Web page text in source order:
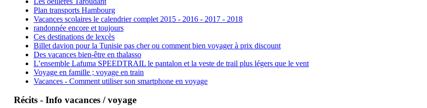
Plan transports Hambourg
Vacances scolaires le calendrier complet 2015 - 2016 - 2017 - 2018
randonnée encore et toujours
Ces destinations de lexcès
Billet davion pour la Tunisie pas cher ou comment bien voyager à prix discount
Des vacances bien-être en thalasso
L’ensemble Lafuma SPEEDTRAIL le pantalon et la veste de trail plus légers que le vent
Voyage en famille ; voyage en train
Vacances - Comment utiliser son smartphone en voyage
Récits - Info vacances / voyage